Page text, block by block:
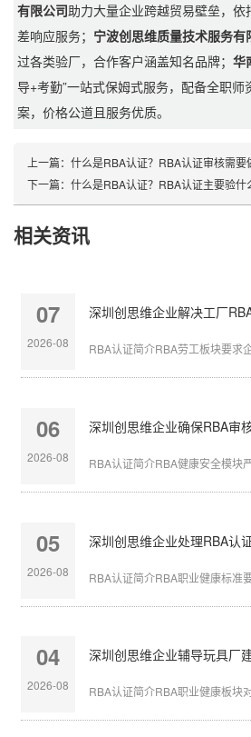
有限公司助力大量企业跨越贸易壁垒，
差响应服务； 宁波创思维质量技术服务有
过各类验厂，合作客户涵盖知名品牌；华
导+考勤”一站式保姆式服务，配备全职师
案，价格公道且服务优质。
上一篇： 什么是RBA认证？RBA认证审核需要做
下一篇： 什么是RBA认证？RBA认证主要验什
相关资讯
07
2026-08 RBA认证简介RBA劳工板块要求
06
2026-08
深圳创思维企业确保RBA审
RBA认证简介RBA健康安全模块
05
2026-08 RBA认证简介RBA职业健康标准
04
2026-08 RBA认证简介RBA职业健康板块